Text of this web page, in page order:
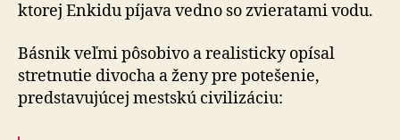
ktorej Enkidu píjava vedno so zvieratami vodu.
Básnik veľmi pôsobivo a realisticky opísal
stretnutie divocha a ženy pre potešenie,
predstavujúcej mestskú civilizáciu: